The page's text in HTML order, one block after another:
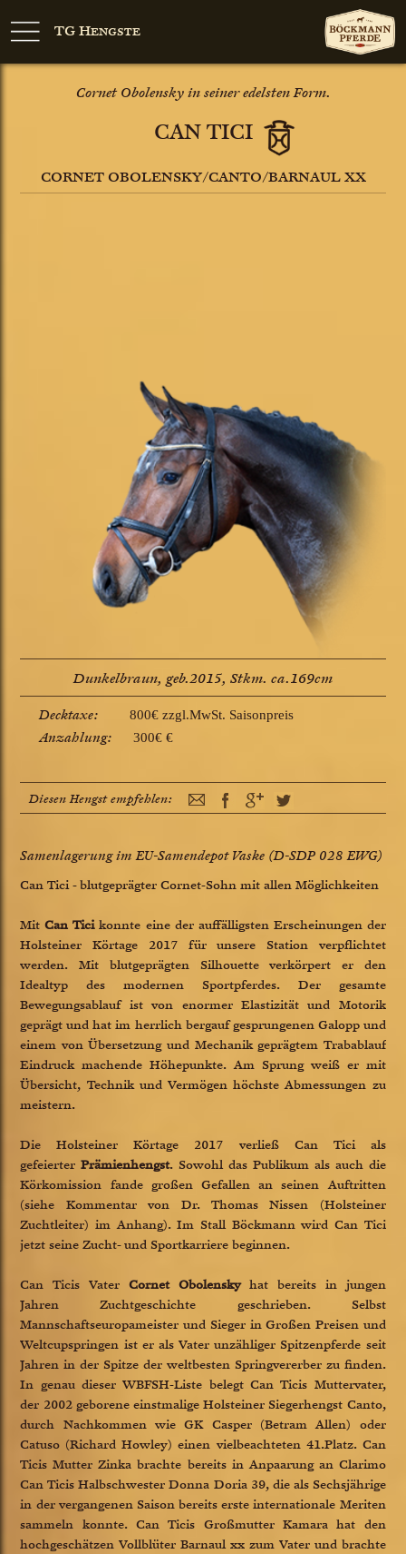
TG Hengste
Cornet Obolensky in seiner edelsten Form.
CAN TICI
CORNET OBOLENSKY/CANTO/BARNAUL XX
Dunkelbraun, geb.2015, Stkm. ca.169cm
Decktaxe: 800€ zzgl.MwSt. Saisonpreis
Anzahlung: 300€ €
Diesen Hengst empfehlen:
Samenlagerung im EU-Samendepot Vaske (D-SDP 028 EWG)
Can Tici - blutgeprägter Cornet-Sohn mit allen Möglichkeiten
MitCan Ticikonnte eine der auffälligsten Erscheinungen der
Holsteiner Körtage 2017 für unsere Station verpflichtet
werden. Mit blutgeprägten Silhouette verkörpert er den
Idealtyp des modernen Sportpferdes. Der gesamte
Bewegungsablauf ist von enormer Elastizität und Motorik
geprägt und hat im herrlich bergauf gesprungenen Galopp und
einem von Übersetzung und Mechanik geprägtem Trabablauf
Eindruck machende Höhepunkte. Am Sprung weiß er mit
Übersicht, Technik und Vermögen höchste Abmessungen zu
meistern.
Die Holsteiner Körtage 2017 verließ Can Tici als
gefeierterPrämienhengst. Sowohl das Publikum als auch die
Körkomission fande großen Gefallen an seinen Auftritten
(siehe Kommentar von Dr. Thomas Nissen (Holsteiner
Zuchtleiter) im Anhang). Im Stall Böckmann wird Can Tici
jetzt seine Zucht- und Sportkarriere beginnen.
Can Ticis Vater Cornet Obolenskyhat bereits in jungen
Jahren Zuchtgeschichte geschrieben. Selbst
Mannschaftseuropameister und Sieger in Großen Preisen und
Weltcupspringen ist er als Vater unzähliger Spitzenpferde seit
Jahren in der Spitze der weltbesten Springvererber zu finden.
In genau dieser WBFSH-Liste belegt Can Ticis Muttervater,
der 2002 geborene einstmalige Holsteiner Siegerhengst Canto,
durch Nachkommen wie GK Casper (Betram Allen) oder
Catuso (Richard Howley) einen vielbeachteten 41.Platz. Can
Ticis Mutter Zinka brachte bereits in Anpaarung an Clarimo
Can Ticis Halbschwester Donna Doria 39, die als Sechsjährige
in der vergangenen Saison bereits erste internationale Meriten
sammeln konnte. Can Ticis Großmutter Kamara hat den
hochgeschätzen Vollblüter Barnaul xx zum Vater und brachte